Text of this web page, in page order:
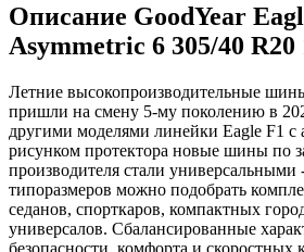
Описание GoodYear
Asymmetric 6 305/40 R20
Летние высокопроизводительные
пришли на смену 5-му поколению в
другими моделями линейки Eagle F1
рисунком протектора новые шины по
производителя стали универсальными
типоразмеров можно подобрать
седанов, спорткаров, компактных
универсалов. Сбалансированные
безопасности, комфорта и скоростных